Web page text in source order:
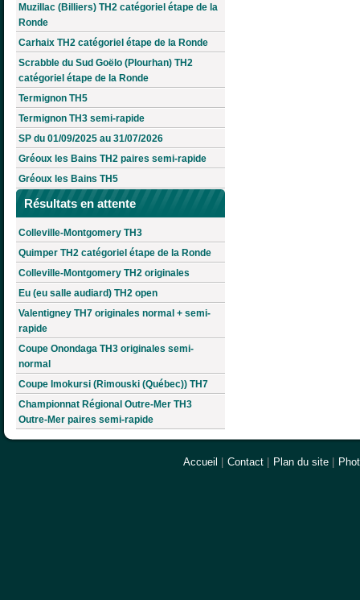
Muzillac (Billiers) TH2 catégoriel étape de la
Ronde
Carhaix TH2 catégoriel étape de la Ronde
Scrabble du Sud Goëlo (Plourhan) TH2
catégoriel étape de la Ronde
Termignon TH5
Termignon TH3 semi-rapide
SP du 01/09/2025 au 31/07/2026
Gréoux les Bains TH2 paires semi-rapide
Gréoux les Bains TH5
Résultats en attente
Colleville-Montgomery TH3
Quimper TH2 catégoriel étape de la Ronde
Colleville-Montgomery TH2 originales
Eu (eu salle audiard) TH2 open
Valentigney TH7 originales normal + semi-
rapide
Coupe Onondaga TH3 originales semi-
normal
Coupe Imokursi (Rimouski (Québec)) TH7
Championnat Régional Outre-Mer TH3
Outre-Mer paires semi-rapide
Accueil Contact Plan du site